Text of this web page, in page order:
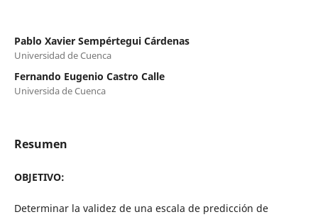
Pablo Xavier Sempértegui Cárdenas
Universidad de Cuenca
Fernando Eugenio Castro Calle
Universida de Cuenca
Resumen
OBJETIVO:
Determinar la validez de una escala de predicción de